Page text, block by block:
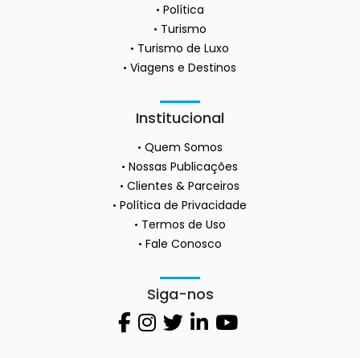
Política
Turismo
Turismo de Luxo
Viagens e Destinos
Institucional
Quem Somos
Nossas Publicações
Clientes & Parceiros
Política de Privacidade
Termos de Uso
Fale Conosco
Siga-nos